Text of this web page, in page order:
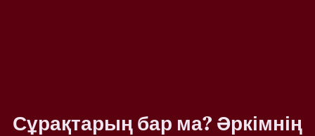
Сұрақтарың бар ма? Әркімнің